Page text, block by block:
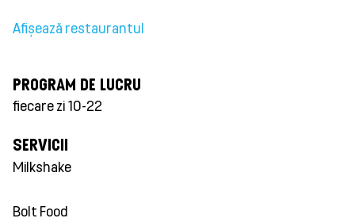
Afișează restaurantul
PROGRAM DE LUCRU
fiecare zi 10-22
SERVICII
Milkshake
Bolt Food